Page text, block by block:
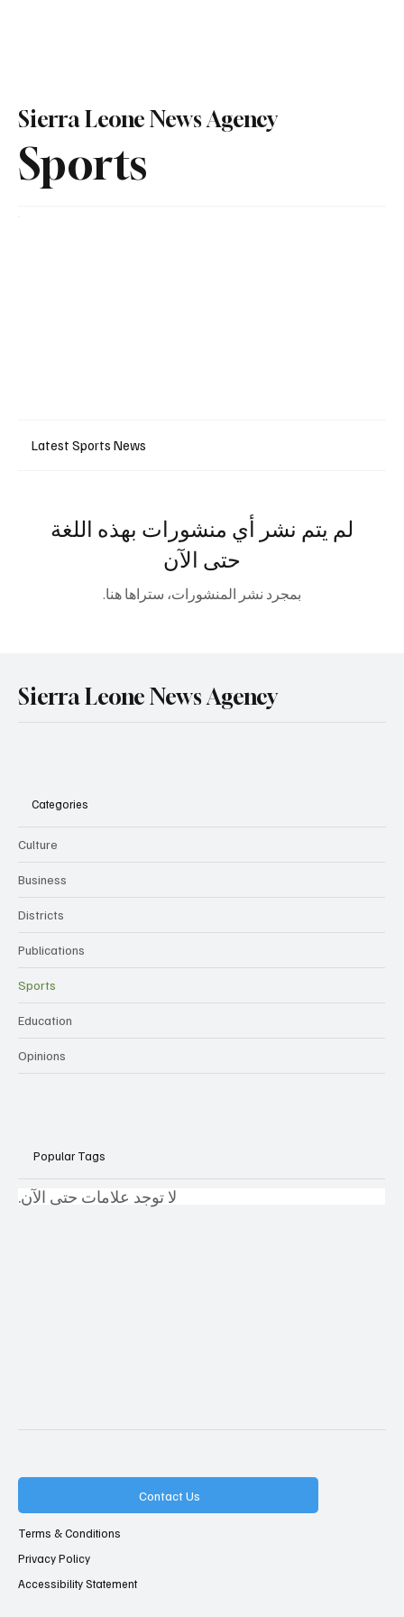
Sports
Sierra Leone News Agency
Latest Sports News
لم يتم نشر أي منشورات بهذه اللغة
حتى الآن
بمجرد نشر المنشورات، ستراها هنا.
Sierra Leone News Agency
Categories
Culture
Business
Districts
Publications
Sports
Education
Opinions
Popular Tags
لا توجد علامات حتى الآن.
Contact Us
Terms & Conditions
Privacy Policy
Accessibility Statement